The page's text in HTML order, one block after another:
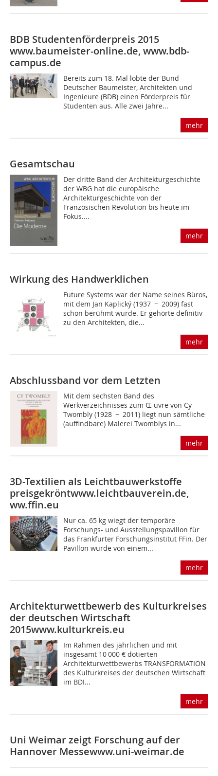
BDB Studentenförderpreis 2015
www.baumeister-online.de, www.bdb-
campus.de
Bereits zum 18. Mal lobte der Bund
Deutscher Baumeister, Architekten und
Ingen­ieure (BDB) einen Förderpreis für
Studenten aus. Alle zwei Jahre...
mehr
Gesamtschau
Der dritte Band der Architekturgeschichte
der WBG hat die europäische
Architekturgeschichte von der
Französischen Revolution bis heute im
Fokus....
mehr
Wirkung des Handwerklichen
Future Systems war der Name seines Büros,
mit dem Jan Kaplický (1937 − 2009) fast
schon berühmt wurde. Er gehörte definitiv
zu den Architekten, die...
mehr
Abschlussband vor dem Letzten
Mit dem sechsten Band des
Werkverzeichnisses zum Œ uvre von Cy
Twombly (1928 − 2011) liegt nun sämtliche
(auffindbare) Malerei Twomblys in...
mehr
3D-Textilien als Leichtbauwerkstoffe
preisgekröntwww.leichtbauverein.de,
ww.ffin.eu
Nur ca. 65 kg wiegt der temporäre
Forschungs- und Ausstellungspavillon für
das Frankfurter Forschungsinstitut FFin. Der
Pavillon wurde von einem...
mehr
Architekturwettbewerb des Kulturkreises
der deutschen Wirtschaft
2015www.kulturkreis.eu
Im Rahmen des jährlichen und mit
insgesamt 10 000 € dotierten
Architekturwettbewerbs TRANSFORMATION
des Kulturkreises der deutschen Wirtschaft
im BDI...
mehr
Uni Weimar zeigt Forschung auf der
Hannover Messewww.uni-weimar.de